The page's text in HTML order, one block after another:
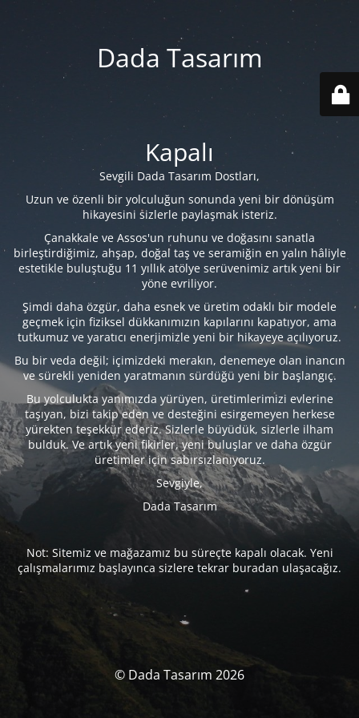
Dada Tasarım
Kapalı
Sevgili Dada Tasarım Dostları,
Uzun ve özenli bir yolculuğun sonunda yeni bir dönüşüm
hikayesini sizlerle paylaşmak isteriz.
Çanakkale ve Assos'un ruhunu ve doğasını sanatla
birleştirdiğimiz, ahşap, doğal taş ve seramiğin en yalın hâliyle
estetikle buluştuğu 11 yıllık atölye serüvenimiz artık yeni bir
yöne evriliyor.
Şimdi daha özgür, daha esnek ve üretim odaklı bir modele
geçmek için fiziksel dükkanımızın kapılarını kapatıyor, ama
tutkumuz ve yaratıcı enerjimizle yeni bir hikayeye açılıyoruz.
Bu bir veda değil; içimizdeki merakın, denemeye olan inancın
ve sürekli yeniden yaratmanın sürdüğü yeni bir başlangıç.
Bu yolculukta yanımızda yürüyen, üretimlerimizi evlerine
taşıyan, bizi takip eden ve desteğini esirgemeyen herkese
yürekten teşekkür ederiz. Sizlerle büyüdük, sizlerle ilham
bulduk. Ve artık yeni fikirler, yeni buluşlar ve daha özgür
üretimler için sabırsızlanıyoruz.
Sevgiyle,
Dada Tasarım
Not: Sitemiz ve mağazamız bu süreçte kapalı olacak. Yeni
çalışmalarımız başlayınca sizlere tekrar buradan ulaşacağız.
© Dada Tasarım 2026